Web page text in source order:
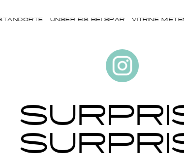
UNSER EIS BEI SPAR VITRINE